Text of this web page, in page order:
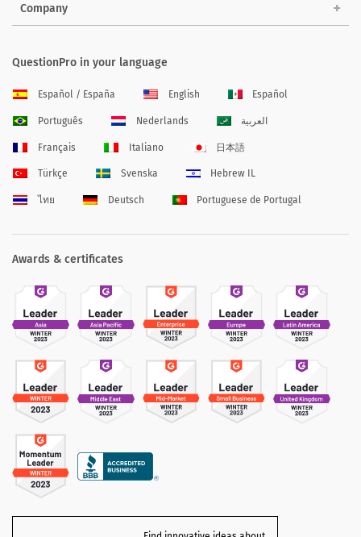
Company
QuestionPro in your language
Español / España English Español
Português Nederlands العربية
Français Italiano 日本語
Türkçe Svenska Hebrew IL
ไทย Deutsch Portuguese de Portugal
Awards & certificates